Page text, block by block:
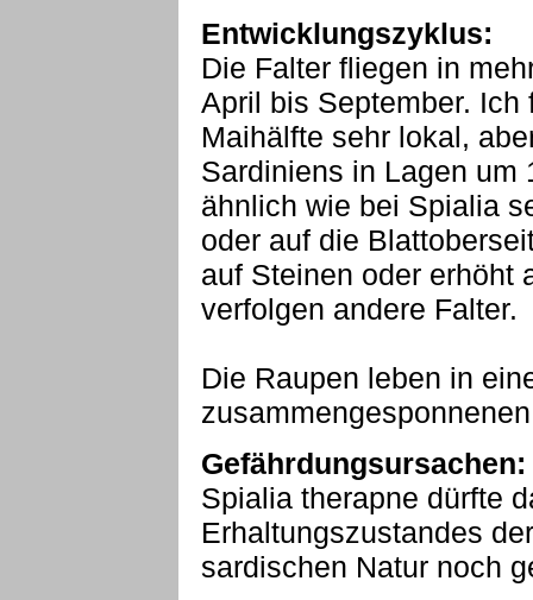
Entwicklungszyklus:
Die Falter fliegen in
April bis September.
Maihälfte sehr lokal,
Sardiniens in Lagen um
ähnlich wie bei Spialia
oder auf die
auf Steinen oder erhöht
verfolgen andere Falter.
Die Raupen leben in
Gefährdungsursachen:
Spialia therapne dürfte
Erhaltungszustandes
sardischen Natur noch